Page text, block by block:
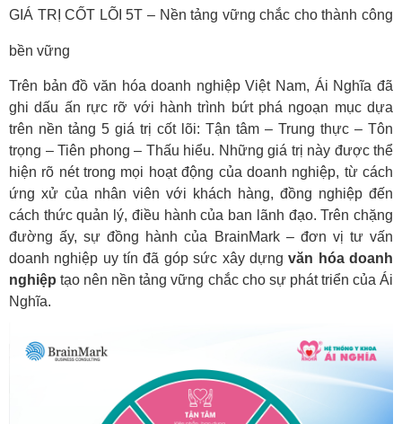
GIÁ TRỊ CỐT LÕI 5T – Nền tảng vững chắc cho thành công
bền vững
Trên bản đồ văn hóa doanh nghiệp Việt Nam, Ái Nghĩa đã
ghi dấu ấn rực rỡ với hành trình bứt phá ngoạn mục dựa
trên nền tảng 5 giá trị cốt lõi: Tận tâm – Trung thực – Tôn
trọng – Tiên phong – Thấu hiểu. Những giá trị này được thể
hiện rõ nét trong mọi hoạt động của doanh nghiệp, từ cách
ứng xử của nhân viên với khách hàng, đồng nghiệp đến
cách thức quản lý, điều hành của ban lãnh đạo. Trên chặng
đường ấy, sự đồng hành của BrainMark – đơn vị tư vấn
doanh nghiệp uy tín đã góp sức xây dựngvăn hóa doanh
nghiệp tạo nên nền tảng vững chắc cho sự phát triển của Ái
Nghĩa.